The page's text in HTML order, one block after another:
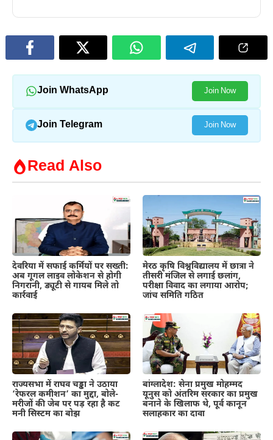
Join WhatsApp Join Now
Join Telegram Join Now
Read Also
देवरिया में सफाई कर्मियों पर सख्ती:
अब गूगल लाइव लोकेशन से होगी
निगरानी, ड्यूटी से गायब मिले तो
कार्रवाई
मेरठ कृषि विश्वविद्यालय में छात्रा ने
तीसरी मंजिल से लगाई छलांग,
परीक्षा विवाद का लगाया आरोप;
जांच समिति गठित
राज्यसभा में राघव चड्ढा ने उठाया
‘रेफरल कमीशन’ का मुद्दा, बोले-
मरीजों की जेब पर पड़ रहा है कट
मनी सिस्टम का बोझ
बांग्लादेश: सेना प्रमुख मोहम्मद
यूनुस को अंतरिम सरकार का प्रमुख
बनाने के खिलाफ थे, पूर्व कानून
सलाहकार का दावा